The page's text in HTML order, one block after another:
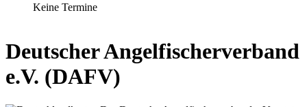
Keine Termine
Deutscher Angelfischerverband
e.V. (DAFV)